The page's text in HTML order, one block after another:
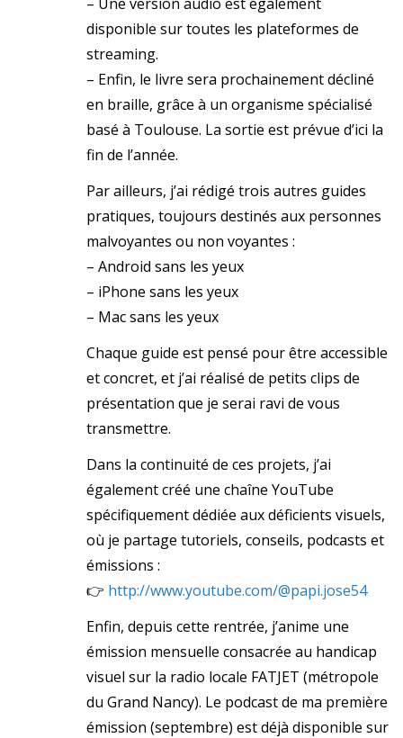
disponible sur toutes les plateformes de
streaming.
– Enfin, le livre sera prochainement décliné
en braille, grâce à un organisme spécialisé
basé à Toulouse. La sortie est prévue d’ici la
fin de l’année.
Par ailleurs, j’ai rédigé trois autres guides
pratiques, toujours destinés aux personnes
malvoyantes ou non voyantes :
– Android sans les yeux
– iPhone sans les yeux
– Mac sans les yeux
Chaque guide est pensé pour être accessible
et concret, et j’ai réalisé de petits clips de
présentation que je serai ravi de vous
transmettre.
Dans la continuité de ces projets, j’ai
également créé une chaîne YouTube
spécifiquement dédiée aux déficients visuels,
où je partage tutoriels, conseils, podcasts et
émissions :
👉 http://www.youtube.com/@papi.jose54
Enfin, depuis cette rentrée, j’anime une
émission mensuelle consacrée au handicap
visuel sur la radio locale FATJET (métropole
du Grand Nancy). Le podcast de ma première
émission (septembre) est déjà disponible sur